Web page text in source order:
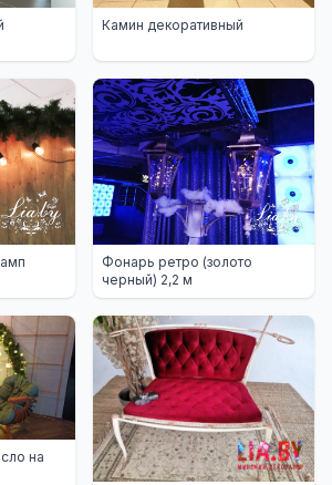
Камин декоративный
Фонарь ретро (золото
черный) 2,2 м
на